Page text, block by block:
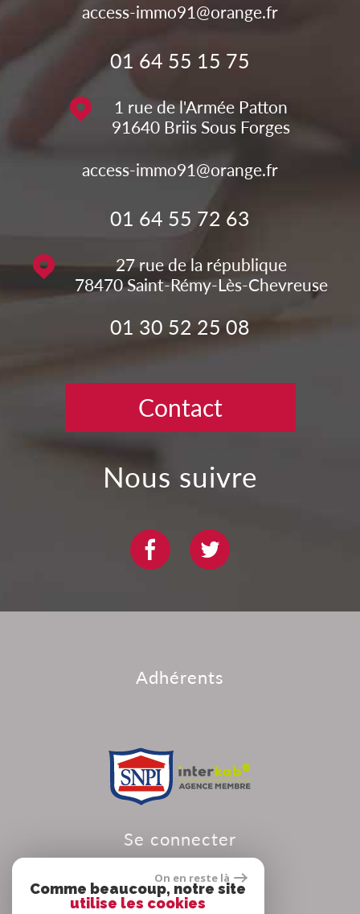
access-immo91@orange.fr
01 64 55 15 75
1 rue de l'Armée Patton
91640 Briis Sous Forges
access-immo91@orange.fr
01 64 55 72 63
27 rue de la république
78470 Saint-Rémy-Lès-Chevreuse
01 30 52 25 08
Contact
nous suivre
adhérents
se connecter
On en reste là
Comme beaucoup, notre site
utilise les cookies